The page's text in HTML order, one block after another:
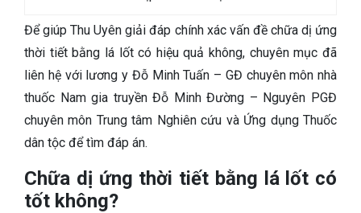
Để giúp Thu Uyên giải đáp chính xác vấn đề chữa dị ứng
thời tiết bằng lá lốt có hiệu quả không, chuyên mục đã
liên hệ với lương y Đỗ Minh Tuấn – GĐ chuyên môn nhà
thuốc Nam gia truyền Đỗ Minh Đường – Nguyên PGĐ
chuyên môn Trung tâm Nghiên cứu và Ứng dụng Thuốc
dân tộc để tìm đáp án.
Chữa dị ứng thời tiết bằng lá lốt có
tốt không?